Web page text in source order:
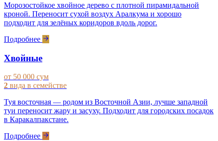
Морозостойкое хвойное дерево с плотной пирамидальной
кроной. Переносит сухой воздух Аралкума и хорошо
подходит для зелёных коридоров вдоль дорог.
Подробнее
Хвойные
от 50 000 сум
2 вида в семействе
Туя восточная — родом из Восточной Азии, лучше западной
туи переносит жару и засуху. Подходит для городских посадок
в Каракалпакстане.
Подробнее